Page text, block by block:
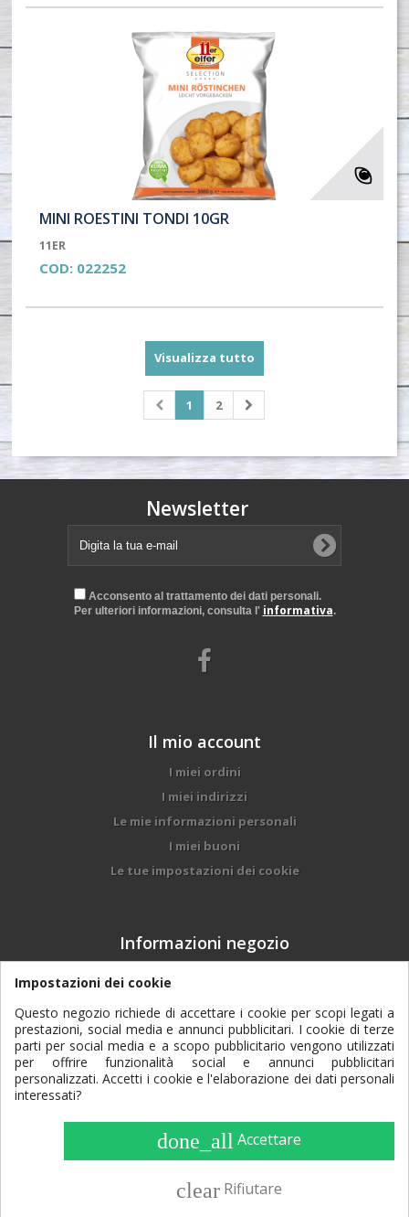
MINI ROESTINI TONDI 10GR
11ER
COD: 022252
Visualizza tutto
1 2
Newsletter
Acconsento al trattamento dei dati personali.
Per ulteriori informazioni, consulta l' informativa.
Il mio account
I miei ordini
I miei indirizzi
Le mie informazioni personali
I miei buoni
Le tue impostazioni dei cookie
Informazioni negozio
DALMONEGO BRUNO & FIGLI srl, Via Trento, 97
- 38017 - Mezzolombardo (TN)
Contattaci subito:0461 601084
Email:dalmonego@agtp.it
Dalmonego Bruno e Figli S.r.l. | Via Trento, 97 | 38017
Impostazioni dei cookie
Questo negozio richiede di accettare i cookie per scopi legati a
prestazioni, social media e annunci pubblicitari. I cookie di terze
parti per social media e a scopo pubblicitario vengono utilizzati
per offrire funzionalità social e annunci pubblicitari
personalizzati. Accetti i cookie e l'elaborazione dei dati personali
interessati?
done_all Accettare
clear Rifiutare